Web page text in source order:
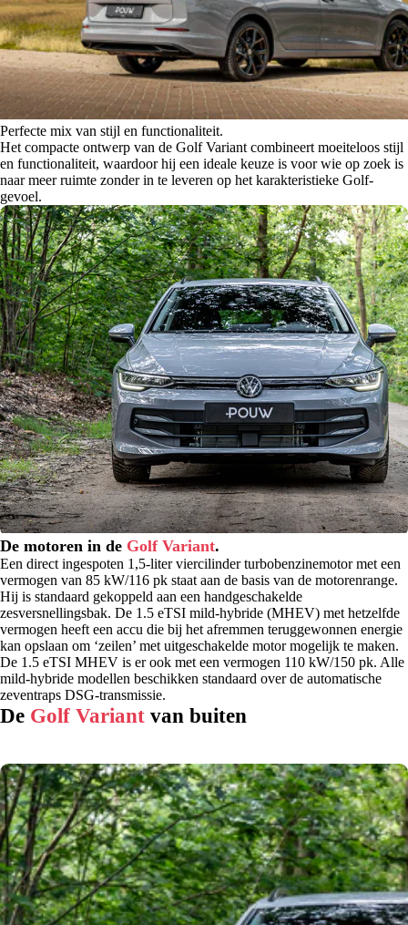
Perfecte mix van stijl en functionaliteit.
Het compacte ontwerp van de Golf Variant combineert moeiteloos stijl
en functionaliteit, waardoor hij een ideale keuze is voor wie op zoek is
naar meer ruimte zonder in te leveren op het karakteristieke Golf-
gevoel.
De motoren in de Golf Variant.
Een direct ingespoten 1,5-liter viercilinder turbobenzinemotor met een
vermogen van 85 kW/116 pk staat aan de basis van de motorenrange.
Hij is standaard gekoppeld aan een handgeschakelde
zesversnellingsbak. De 1.5 eTSI mild-hybride (MHEV) met hetzelfde
vermogen heeft een accu die bij het afremmen teruggewonnen energie
kan opslaan om ‘zeilen’ met uitgeschakelde motor mogelijk te maken.
De 1.5 eTSI MHEV is er ook met een vermogen 110 kW/150 pk. Alle
mild-hybride modellen beschikken standaard over de automatische
zeventraps DSG-transmissie.
De Golf Variant van buiten